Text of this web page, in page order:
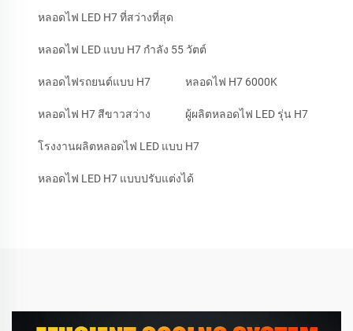
หลอดไฟ LED H7 ที่สว่างที่สุด
หลอดไฟ LED แบบ H7 กำลัง 55 วัตต์
หลอดไฟรถยนต์แบบ H7 หลอดไฟ H7 6000K
หลอดไฟ H7 สีขาวสว่าง ผู้ผลิตหลอดไฟ LED รุ่น H7
โรงงานผลิตหลอดไฟ LED แบบ H7
หลอดไฟ LED H7 แบบปรับแต่งได้